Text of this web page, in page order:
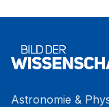
Astronomie &